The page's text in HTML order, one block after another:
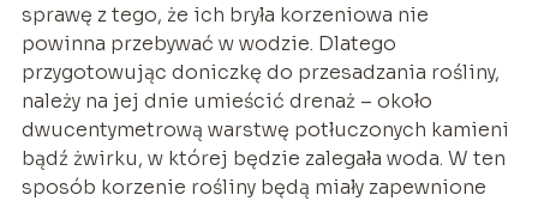
sprawę z tego, że ich bryła korzeniowa nie
powinna przebywać w wodzie. Dlatego
przygotowując doniczkę do przesadzania rośliny,
należy na jej dnie umieścić drenaż – około
dwucentymetrową warstwę potłuczonych kamieni
bądź żwirku, w której będzie zalegała woda. W ten
sposób korzenie rośliny będą miały zapewnione